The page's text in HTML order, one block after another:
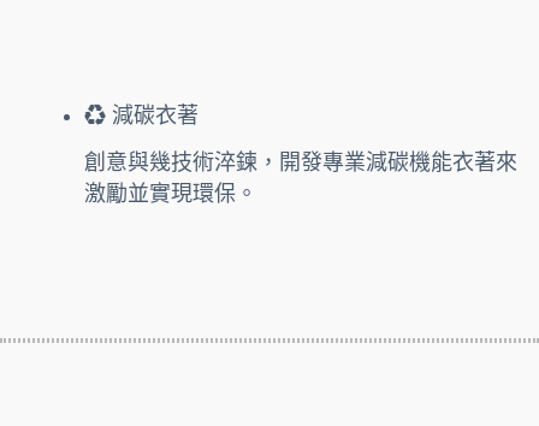
♻️ 減碳衣著
創意與幾技術淬鍊，開發專業減碳機能衣著來
激勵並實現環保。